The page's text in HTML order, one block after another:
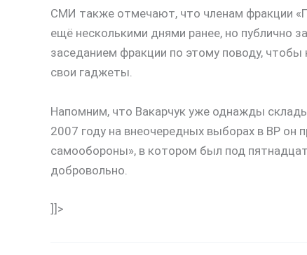
СМИ также отмечают, что членам фракции
ещё несколькими днями ранее, но публично
заседанием фракции по этому поводу,
свои гаджеты.
Напомним, что Вакарчук уже однажды
2007 году на внеочередных выборах в ВР он
самообороны», в котором был под
добровольно.
]]>